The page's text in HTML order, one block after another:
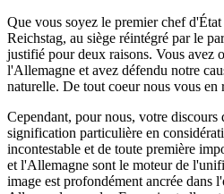
Que vous soyez le premier chef
Reichstag, au siège réintégré par le
justifié pour deux raisons. Vous avez
l'Allemagne et avez défendu notre
naturelle. De tout coeur nous vous en
Cependant, pour nous, votre discours
signification particulière en
incontestable et de toute première
et l'Allemagne sont le moteur de
image est profondément ancrée dans